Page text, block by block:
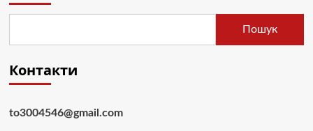
Пошук
Контакти
to3004546@gmail.com